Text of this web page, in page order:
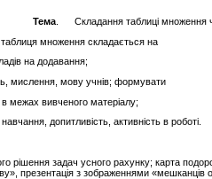
Тема. Складання таблиці множення
множення складається на
на додавання;
мову учнів; формувати
вивченого матеріалу;
допитливість, активність в роботі.
рішення задач усного рахунку; карта
презентація з зображеннями «мешканців